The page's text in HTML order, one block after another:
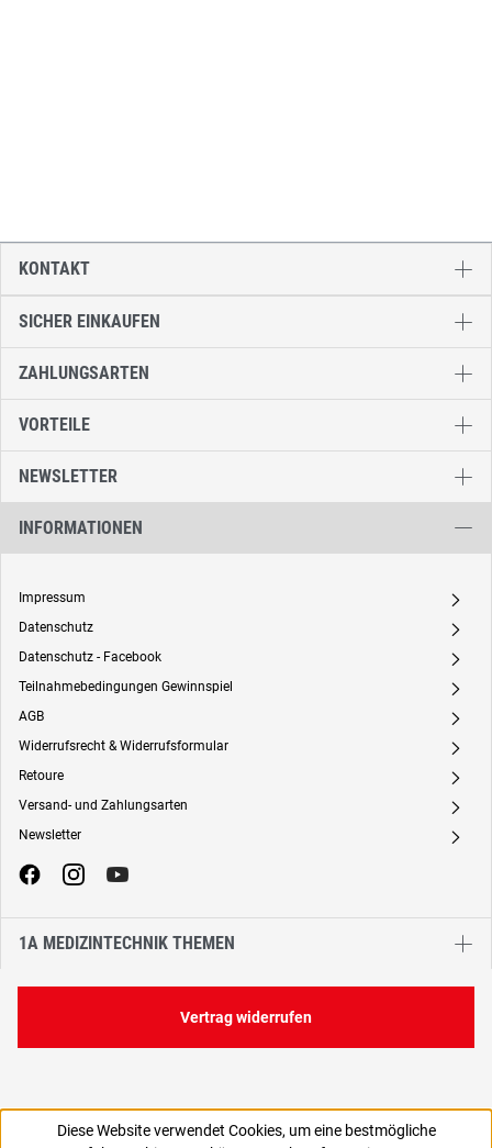
SICHER EINKAUFEN
ZAHLUNGSARTEN
VORTEILE
NEWSLETTER
INFORMATIONEN
Impressum A
Datenschutz A
Datenschutz - Facebook A
Teilnahmebedingungen Gewinnspiel A
AGB A
Widerrufsrecht & Widerrufsformular A
Retoure A
Versand- und Zahlungsarten A
Newsletter A
1A MEDIZINTECHNIK THEMEN
KONTAKT
Vertrag widerrufen
Diese Website verwendet Cookies, um eine bestmögliche